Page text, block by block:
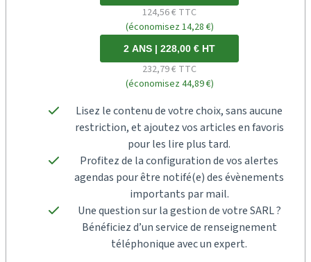
124,56 € TTC
(économisez 14,28 €)
2 ANS | 228,00 € HT
232,79 € TTC
(économisez 44,89 €)
Lisez le contenu de votre choix, sans aucune
restriction, et ajoutez vos articles en favoris
pour les lire plus tard.
Profitez de la configuration de vos alertes
agendas pour être notifé(e) des évènements
importants par mail.
Une question sur la gestion de votre SARL ?
Bénéficiez d’un service de renseignement
téléphonique avec un expert.